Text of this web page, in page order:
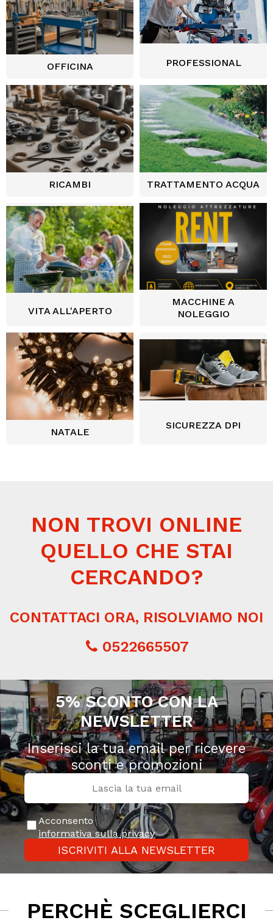
OFFICINA PROFESSIONAL
RICAMBI TRATTAMENTO ACQUA
VITA ALL'APERTO
MACCHINE A
NOLEGGIO
NATALE
SICUREZZA DPI
NON TROVI ONLINE
QUELLO CHE STAI
CERCANDO?
CONTATTACI ORA, RISOLVIAMO NOI
0522665507
5% SCONTO CON LA
NEWSLETTER
Inserisci la tua email per ricevere
sconti e promozioni
Acconsento
informativa sulla privacy
ISCRIVITI ALLA NEWSLETTER
PERCHÈ SCEGLIERCI